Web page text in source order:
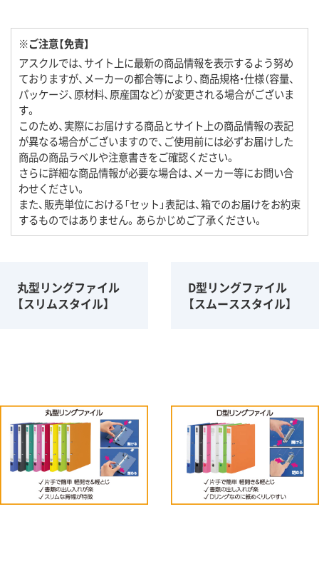
※ご注意【免責】
アスクルでは、サイト上に最新の商品情報を表示するよう努め
ておりますが、メーカーの都合等により、商品規格・仕様（容量、
パッケージ、原材料、原産国など）が変更される場合がございま
す。
このため、実際にお届けする商品とサイト上の商品情報の表記
が異なる場合がございますので、ご使用前には必ずお届けした
商品の商品ラベルや注意書きをご確認ください。
さらに詳細な商品情報が必要な場合は、メーカー等にお問い合
わせください。
また、販売単位における「セット」表記は、箱でのお届けをお約束
するものではありません。あらかじめご了承ください。
丸型リングファイル
【スリムスタイル】
D型リングファイル
【スムーススタイル】